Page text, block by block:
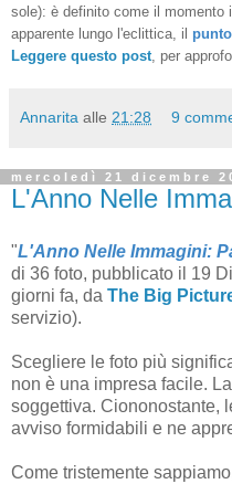
sole): è definito come il momento
apparente lungo l'eclittica, il
Leggere questo post, per
Annarita alle 21:28 9
mercoledì 21 dicembre
L'Anno Nelle
"L'Anno Nelle Immagini:
di 36 foto, pubblicato il 19
giorni fa, da The Big
servizio).
Scegliere le foto più
non è una impresa facile.
soggettiva. Ciononostante,
avviso formidabili e ne
Come tristemente